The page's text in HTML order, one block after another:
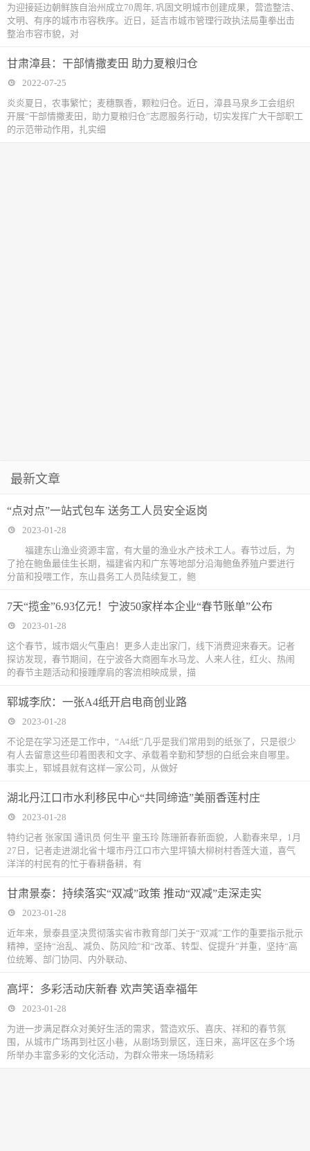
为迎接延边朝鲜族自治州成立70周年, 巩固文明城市创建成果，营造整洁、
文明、有序的城市市容秩序。近日，延吉市城市管理行政执法局重拳出击
整治市容市貌，对
甘肃漳县：干部情撒麦田 助力夏粮归仓
2022-07-25
炎炎夏日，农事繁忙；麦穗飘香，颗粒归仓。近日，漳县马泉乡工会组织
开展“干部情撒麦田，助力夏粮归仓”志愿服务行动，切实发挥广大干部职工
的示范带动作用，扎实细
最新文章
“点对点”一站式包车 送务工人员安全返岗
2023-01-28
福建东山渔业资源丰富，有大量的渔业水产技术工人。春节过后，为
了抢在鲍鱼最佳生长期，福建省内和广东等地部分沿海鲍鱼养殖户要进行
分苗和投喂工作，东山县务工人员陆续复工，鲍
7天“揽金”6.93亿元！宁波50家样本企业“春节账单”公布
2023-01-28
这个春节，城市烟火气重启！更多人走出家门，线下消费迎来春天。记者
探访发现，春节期间，在宁波各大商圈车水马龙、人来人往，红火、热闹
的春节主题活动和接踵摩肩的客流相映成景，描
郓城李欣：一张A4纸开启电商创业路
2023-01-28
不论是在学习还是工作中，“A4纸”几乎是我们常用到的纸张了，只是很少
有人去留意这些印着图表和文字、承载着辛勤和梦想的白纸会来自哪里。
事实上，郓城县就有这样一家公司，从做好
湖北丹江口市水利移民中心“共同缔造”美丽香莲村庄
2023-01-28
特约记者 张家国 通讯员 何生平 童玉玲 陈珊新春新面貌，人勤春来早，1月
27日，记者走进湖北省十堰市丹江口市六里坪镇大柳树村香莲大道，喜气
洋洋的村民有的忙于春耕备耕，有
甘肃景泰：持续落实“双减”政策 推动“双减”走深走实
2023-01-28
近年来，景泰县坚决贯彻落实省市教育部门关于“双减”工作的重要指示批示
精神，坚持“治乱、减负、防风险”和“改革、转型、促提升”并重，坚持“高
位统筹、部门协同、内外联动、
高坪：多彩活动庆新春 欢声笑语幸福年
2023-01-28
为进一步满足群众对美好生活的需求，营造欢乐、喜庆、祥和的春节氛
围，从城市广场再到社区小巷，从剧场到景区，连日来，高坪区在多个场
所举办丰富多彩的文化活动，为群众带来一场场精彩